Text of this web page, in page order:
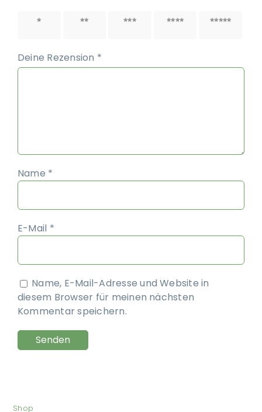
1 von 2 von 3 von 4 von 5 von
Deine Rezension *
Name *
E-Mail *
Name, E-Mail-Adresse und Website in
diesem Browser für meinen nächsten
Kommentar speichern.
Shop